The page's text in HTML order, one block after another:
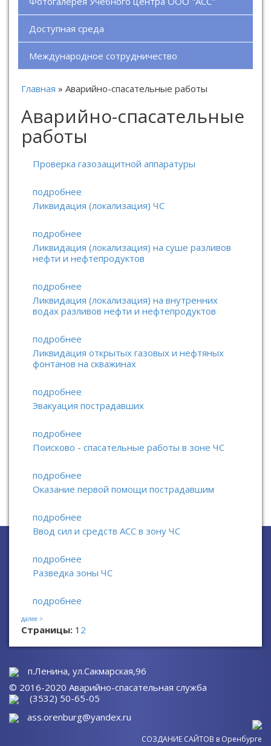
Доступная среда
Международное сотрудничество
Главная » Аварийно-спасательные работы
Аварийно-спасательные
работы
Проверка газозащитной аппаратуры
подробнее
Ликвидация (локализация) ЧС
подробнее
Ликвидация (локализация) на суше разливов
нефти и нефтепродуктов
подробнее
Ликвидация (локализация) на внутренних
водах разливов нефти и нефтепродуктов
подробнее
Ликвидация открытых газовых и нефтяных
фонтанов на скважинах
подробнее
Эвакуация пострадавших
подробнее
Поисково - спасательные работы в зоне ЧС
подробнее
Оказание первой помощи пострадавшим
подробнее
Ввод сил и средств АСС в зону ЧС
подробнее
Разведка зоны ЧС
подробнее
далее >
Страницы: 1 2
п.Ленина, ул.Сакмарская,96
© 2016-2020 Аварийно-спасательная служба
(3532) 50-65-05
ass.orenburg@yandex.ru
СОЗДАНИЕ САЙТОВ в Оренбурге